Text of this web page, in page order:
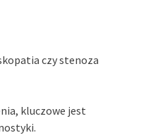
czy stenoza
kluczowe jest